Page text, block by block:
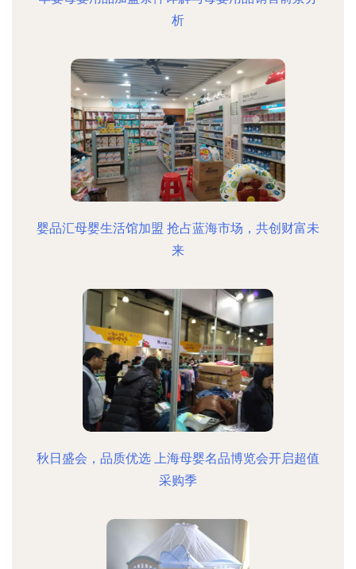
析
婴品汇母婴生活馆加盟 抢占蓝海市场，共创财富未
来
秋日盛会，品质优选 上海母婴名品博览会开启超值
采购季